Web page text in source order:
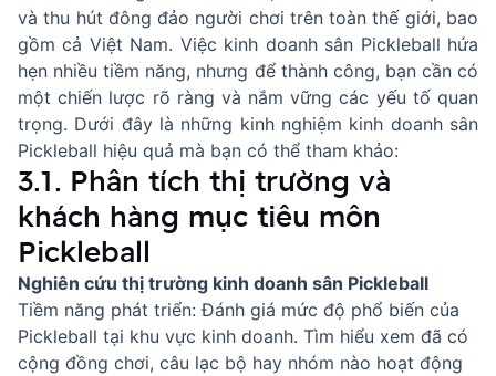
và thu hút đông đảo người chơi trên toàn thế giới, bao
gồm cả Việt Nam. Việc kinh doanh sân Pickleball hứa
hẹn nhiều tiềm năng, nhưng để thành công, bạn cần có
một chiến lược rõ ràng và nắm vững các yếu tố quan
trọng. Dưới đây là những kinh nghiệm kinh doanh sân
Pickleball hiệu quả mà bạn có thể tham khảo:
3.1. Phân tích thị trường và
khách hàng mục tiêu môn
Pickleball
Nghiên cứu thị trường kinh doanh sân Pickleball
Tiềm năng phát triển: Đánh giá mức độ phổ biến của
Pickleball tại khu vực kinh doanh. Tìm hiểu xem đã có
cộng đồng chơi, câu lạc bộ hay nhóm nào hoạt động